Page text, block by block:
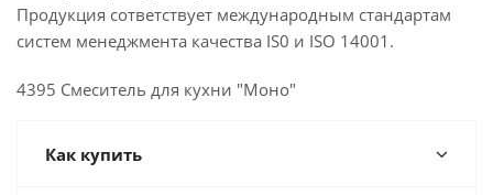
Продукция cответствует международным стандартам
систем менеджмента качества IS0 и ISO 14001.
4395 Смеситель для кухни "Моно"
Как купить